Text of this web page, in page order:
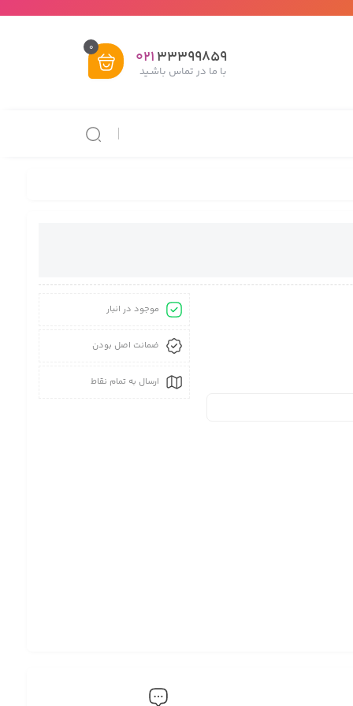
33399859
021
با ما در تماس باشـید
0
موجود در انبار
ضمانت اصل بودن
ارسال به تمام نقاط